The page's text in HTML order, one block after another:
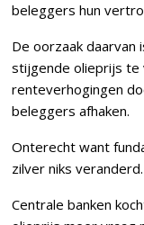
beleggers hun
De oorzaak daarvan
stijgende olieprijs te
renteverhogingen
beleggers afhaken.
Onterecht want
zilver niks
Centrale banken